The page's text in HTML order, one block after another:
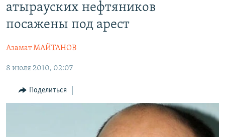
содержанию
Вернутся
главной
Вернутся
поиску
ВОЙНА В УКРАИНЕ
КЫРГЫЗЧА
ЎЗБЕКЧА
атырауских нефтяников
посажены под арест
Азамат МАЙТАНОВ
8 июля 2010, 02:07
Поделиться